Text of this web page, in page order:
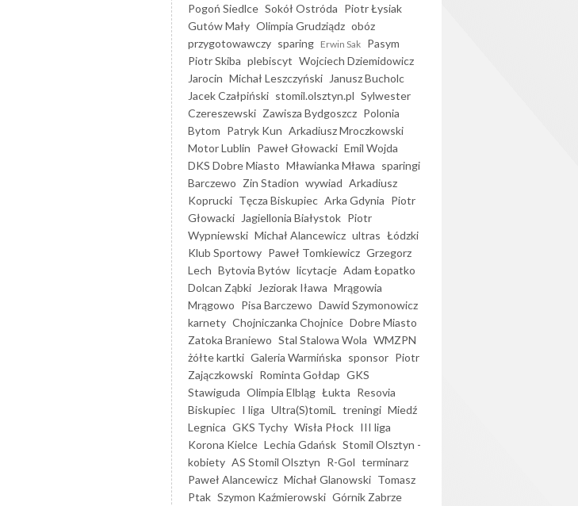
Pogoń Siedlce Sokół Ostróda Piotr Łysiak
Gutów Mały Olimpia Grudziądz obóz
przygotowawczy sparing Erwin Sak Pasym
Piotr Skiba plebiscyt Wojciech Dziemidowicz
Jarocin Michał Leszczyński
Janusz Bucholc
Jacek Czałpiński stomil.olsztyn.pl Sylwester
Czereszewski Zawisza Bydgoszcz Polonia
Bytom Patryk Kun Arkadiusz Mroczkowski
Motor Lublin Paweł Głowacki Emil Wojda
DKS Dobre Miasto Mławianka Mława sparingi
Barczewo Zin Stadion wywiad Arkadiusz
Koprucki Tęcza Biskupiec Arka Gdynia Piotr
Głowacki
Jagiellonia Białystok Piotr
Wypniewski Michał Alancewicz ultras Łódzki
Klub Sportowy Paweł Tomkiewicz Grzegorz
Lech Bytovia Bytów licytacje Adam Łopatko
Dolcan Ząbki
Jeziorak Iława Mrągowia
Mrągowo Pisa Barczewo Dawid Szymonowicz
karnety Chojniczanka Chojnice Dobre Miasto
Zatoka Braniewo Stal Stalowa Wola WMZPN
żółte kartki Galeria Warmińska sponsor Piotr
Zajączkowski Rominta Gołdap GKS
Stawiguda Olimpia Elbląg Łukta Resovia
Biskupiec I liga Ultra(S)tomiL treningi Miedź
Legnica GKS Tychy Wisła Płock III liga
Korona Kielce Lechia Gdańsk Stomil Olsztyn -
kobiety AS Stomil Olsztyn R-Gol terminarz
Paweł Alancewicz Michał Glanowski Tomasz
Ptak Szymon Kaźmierowski Górnik Zabrze